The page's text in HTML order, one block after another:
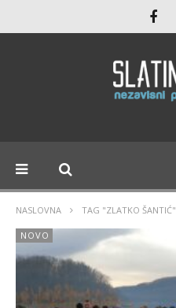
NASLOVNA TAG "ZLATKO ŠANTIĆ"
NOVO